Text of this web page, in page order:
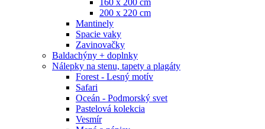
160 x 200 cm
200 x 220 cm
Mantinely
Spacie vaky
Zavinovačky
Baldachýny + doplnky
Nálepky na stenu, tapety a plagáty
Forest - Lesný motív
Safari
Oceán - Podmorský svet
Pastelová kolekcia
Vesmír